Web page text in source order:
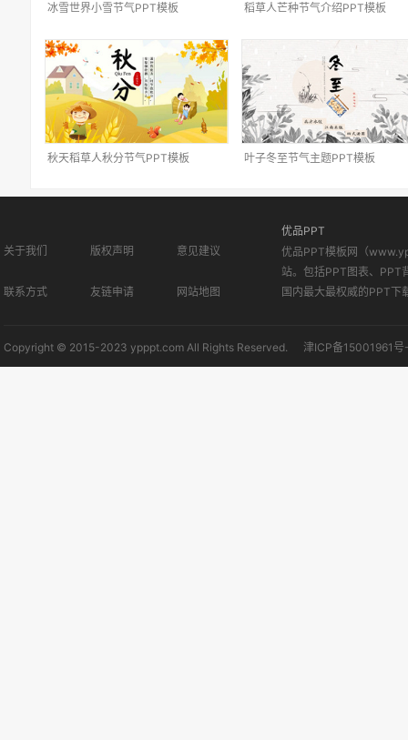
冰雪世界小雪节气PPT模板 稻草人芒种节气介绍PPT模板
秋天稻草人秋分节气PPT模板 叶子冬至节气主题PPT模板
关于我们 版权声明 意见建议
联系方式 友链申请 网站地图
优品PPT
优品PPT模板网（
站。包括PPT图表、PPT
国内最大最权威的PPT下
Copyright © 2015-2023 ypppt.com All Rights Reserved. 津ICP备15001961号